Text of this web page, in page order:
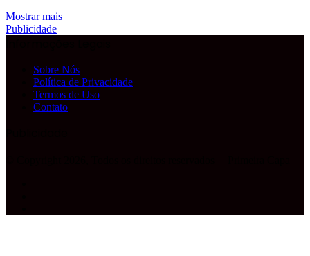
Mostrar mais
Publicidade
Sobre Nós
Política de Privacidade
Termos de Uso
Contato